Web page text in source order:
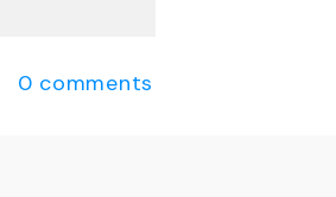
0 comments